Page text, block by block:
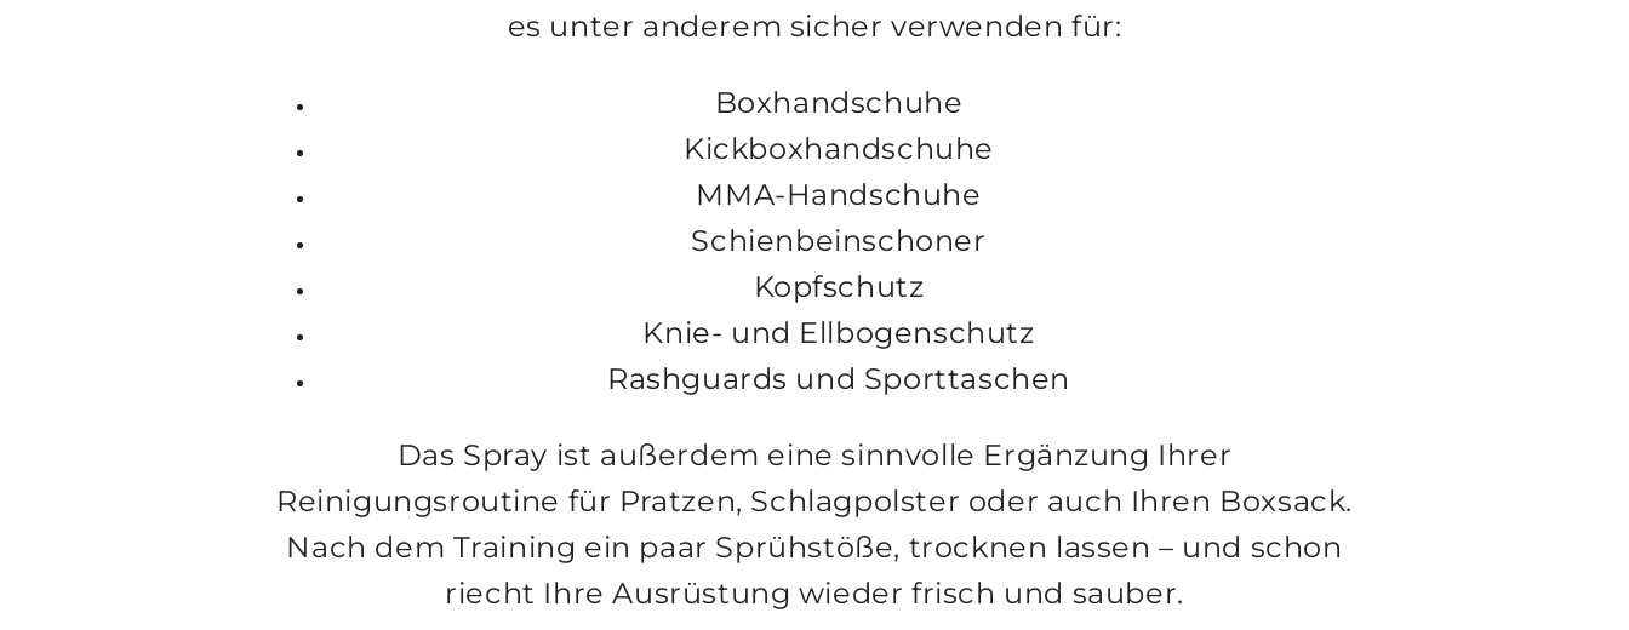
es unter anderem sicher verwenden für:
Boxhandschuhe
Kickboxhandschuhe
MMA-Handschuhe
Schienbeinschoner
Kopfschutz
Knie- und Ellbogenschutz
Rashguards und Sporttaschen
Das Spray ist außerdem eine sinnvolle Ergänzung Ihrer
Reinigungsroutine für Pratzen, Schlagpolster oder auch Ihren Boxsack.
Nach dem Training ein paar Sprühstöße, trocknen lassen – und schon
riecht Ihre Ausrüstung wieder frisch und sauber.